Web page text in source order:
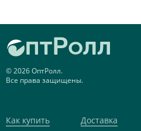
© 2026 ОптРолл.
Все права защищены.
Как купить
Доставка